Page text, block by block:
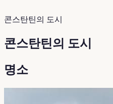
콘스탄틴의 도시
콘스탄틴의 도시
명소